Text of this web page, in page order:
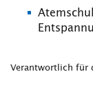
Verantwortlich für